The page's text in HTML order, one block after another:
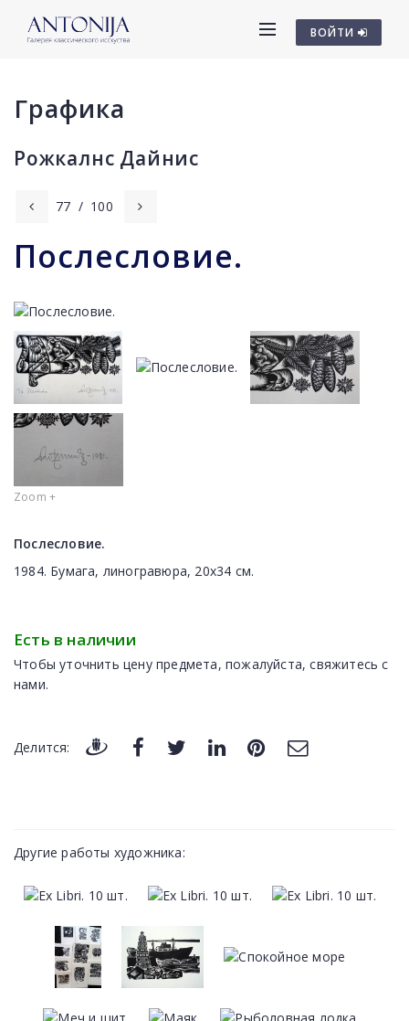
ВОЙТИ
Графика
Рожкалнс Дайниc
77 / 100
Послесловие.
Zoom +
Послесловие.
1984. Бумага, линогравюра, 20х34 см.
Есть в наличии
Чтобы уточнить цену предмета, пожалуйста, свяжитесь с
нами.
Делится:
Другие работы художника: